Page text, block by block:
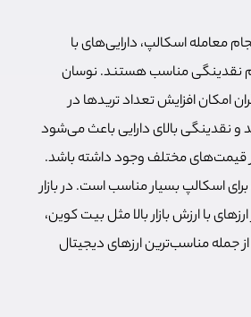
معامله اسکالپ، دارایی‌های با
نقدینگی مناسب هستند. نوسان
امکان افزایش تعداد تریدها در
نقدینگی بالای دارایی باعث می‌شود
قیمت‌های مختلف وجود داشته باشد.
اسکالپ بسیار مناسب است. در بازار
با ارزش بازار بالا مثل بیت کوین،
جمله مناسب‌ترین ارزهای دیجیتال